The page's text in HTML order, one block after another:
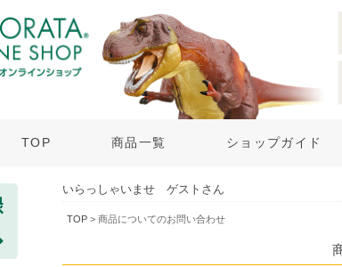
TOP 商品一覧 ショップガイド
いらっしゃいませ ゲストさん
TOP > 商品についてのお問い合わせ